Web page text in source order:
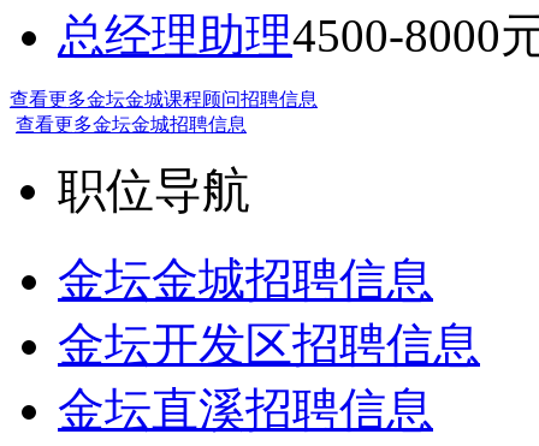
总经理助理4500-8000
查看更多金坛金城课程顾问招聘信息
查看更多金坛金城招聘信息
职位导航
金坛金城招聘信息
金坛开发区招聘信息
金坛直溪招聘信息